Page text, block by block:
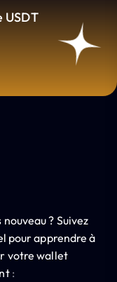
USDT
nouveau ? Suivez
pour apprendre à
votre wallet
: